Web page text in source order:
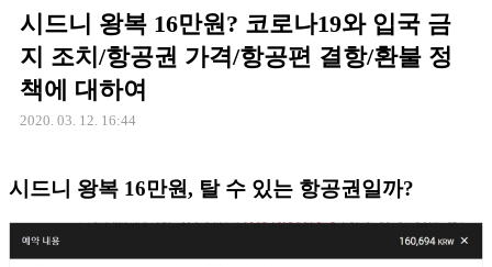
시드니 왕복 16만원? 코로나19와 입국 금
지 조치/항공권 가격/항공편 결항/환불 정
책에 대하여
2020. 03. 12. 16:44
시드니 왕복 16만원, 탈 수 있는 항공권일까?